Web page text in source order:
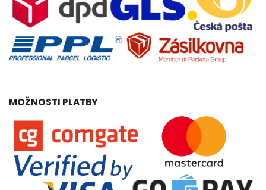
MOŽNOSTI PLATBY